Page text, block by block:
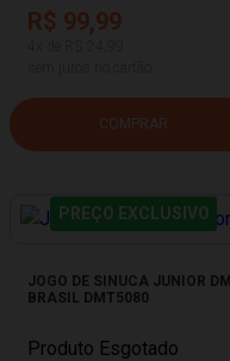
R$ 99,99
COMPRAR
PREÇO EXCLUSIVO
JOGO DE SINUCA JUNIOR DM
BRASIL DMT5080
Produto Esgotado